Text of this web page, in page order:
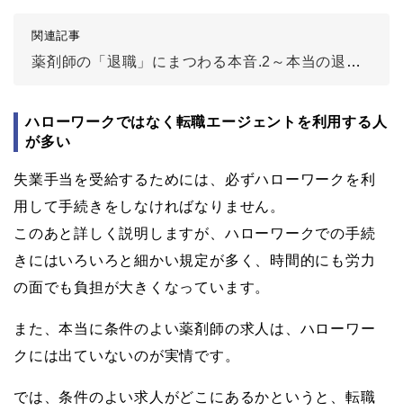
関連記事
薬剤師の「退職」にまつわる本音.2～本当の退職理由、会社に伝えている？
ハローワークではなく転職エージェントを利用する人
が多い
失業手当を受給するためには、必ずハローワークを利
用して手続きをしなければなりません。
このあと詳しく説明しますが、ハローワークでの手続
きにはいろいろと細かい規定が多く、時間的にも労力
の面でも負担が大きくなっています。
また、本当に条件のよい薬剤師の求人は、ハローワー
クには出ていないのが実情です。
では、条件のよい求人がどこにあるかというと、転職